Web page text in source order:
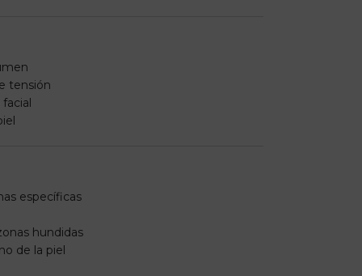
tensión
específicas
hundidas
de la piel